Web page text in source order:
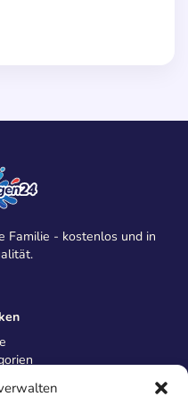
Familie - kostenlos und in